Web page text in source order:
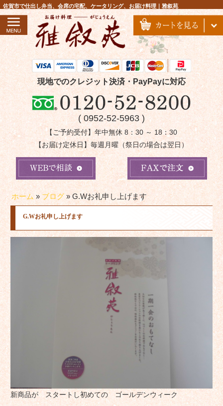
コ
ン
ツ
へ
ス
キ
プ
佐賀市で仕出し弁当、会席の宅配、ケータリング、お届け料理｜雅叙苑
現地でのクレジット決済・PayPayに対応
( 0952-52-5963 )
【ご予約受付】年中無休 8：30 ～ 18：30
【お届け定休日】毎週月曜（祭日の場合は翌日）
ホーム» ブログ» G.Wお礼申し上げます
G.Wお礼申し上げます
新商品が スタートし初めての ゴールデンウィーク